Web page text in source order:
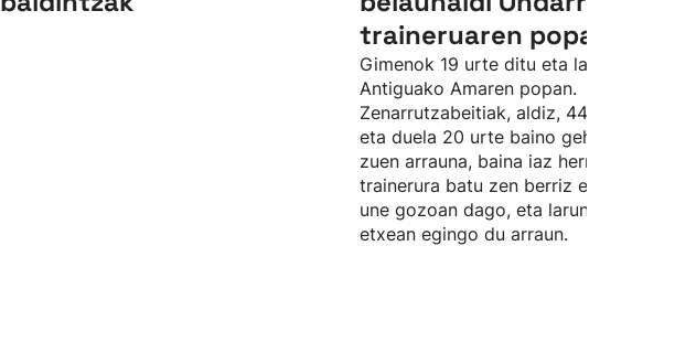
traineruaren popan
Gimenok 19 urte ditu eta lau
Antiguako Amaren popan.
Zenarrutzabeitiak, aldiz, 44 urte ditu,
eta duela 20 urte baino gehiago utzi
zuen arrauna, baina iaz herriko
trainerura batu zen berriz ere.
une gozoan dago, eta larunbatean
etxean egingo du arraun.